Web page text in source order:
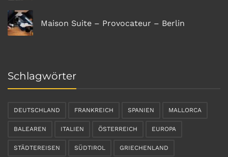
Maison Suite – Provocateur – Berlin
Schlagwörter
DEUTSCHLAND FRANKREICH SPANIEN MALLORCA
BALEAREN ITALIEN ÖSTERREICH EUROPA
STÄDTEREISEN SÜDTIROL GRIECHENLAND